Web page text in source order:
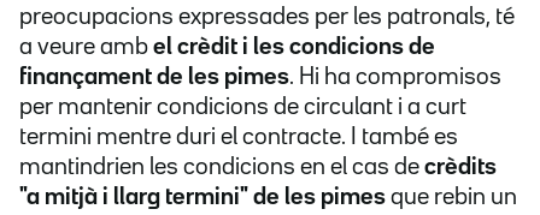
preocupacions expressades per les patronals, té
a veure amb el crèdit i les condicions de
finançament de les pimes. Hi ha compromisos
per mantenir condicions de circulant i a curt
termini mentre duri el contracte. I també es
mantindrien les condicions en el cas de crèdits
"a mitjà i llarg termini" de les pimes que rebin un